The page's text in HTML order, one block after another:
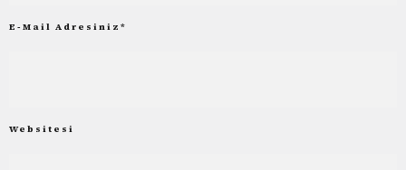
E-Mail Adresiniz *
Websitesi